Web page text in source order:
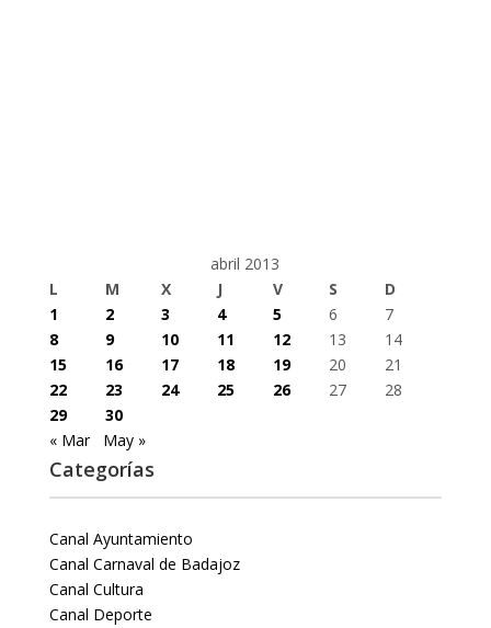
abril 2013
L
M X J V S
D
1
2 3 4 5 6
7
8
9 10 11 12 13
14
15
16 17 18 19 20
21
22
23 24 25 26 27
28
29
30
« Mar
May »
Categorías
Canal Ayuntamiento
Canal Carnaval de Badajoz
Canal Cultura
Canal Deporte